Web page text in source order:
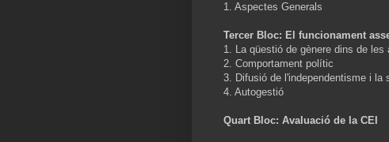
1. Aspectes Generals
Tercer Bloc: El funcionament
1. La qüestió de gènere dins de les
2. Comportament polític
3. Difusió de l'independentisme i la
4. Autogestió
Quart Bloc: Avaluació de la CEI